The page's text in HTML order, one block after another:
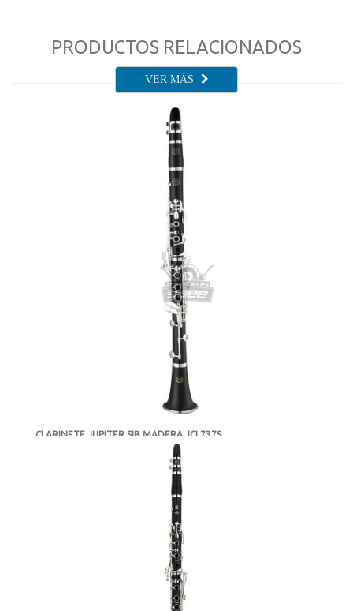
PRODUCTOS RELACIONADOS
VER MÁS
CLARINETE JUPITER SIB MADERA JCL737S